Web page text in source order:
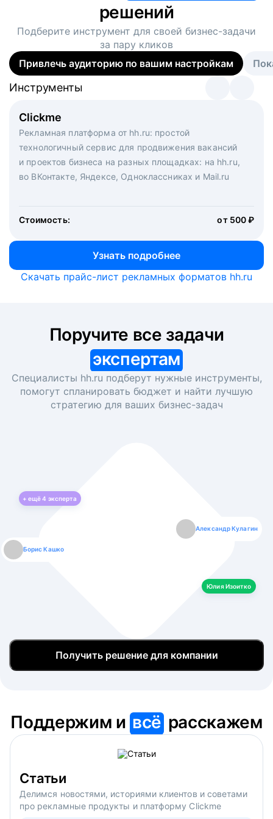
решений
Подберите инструмент для своей бизнес-задачи
за пару кликов
Привлечь аудиторию по вашим настройкам
Clickme
Рекламная платформа от hh.ru: простой
технологичный сервис для продвижения вакансий
и проектов бизнеса на разных площадках: на hh.ru,
во ВКонтакте, Яндексе, Одноклассниках и Mail.ru
Стоимость: от 500 ₽
Узнать подробнее
Инструменты
Вакансия дня
Рекламный формат для вакансий на главной странице
hh.ru. Увеличивает количество откликов
Инструменты
Массовый подбор под ключ. Решите, сколько
кандидатов и когда вам нужно, и за дело возьмутся
маркетологи, рекрутеры и проектные менеджеры
hh.ru с целым набором digital-инструментов
Инструменты
Скачать прайс-лист рекламных форматов hh.ru
экспертам
Специалисты hh.ru подберут нужные инструменты,
помогут спланировать бюджет и найти лучшую
стратегию для ваших бизнес-задач
+ ещё4 эксперта
Борис Кашко
Александр Кулагин
Юлия Изоитко
Юлия Изоитко
Даниил Макаров
Александр Кулагин
Екатерина Лазаренко
Даниил Макаров
Борис Кашко
Екатерина Лазаренко
Юлия Изоитко
Получить решение для компании
Поддержим ивсё расскажем
Статьи
Делимся новостями, историями клиентов и советами
про рекламные продукты и платформу Clickme